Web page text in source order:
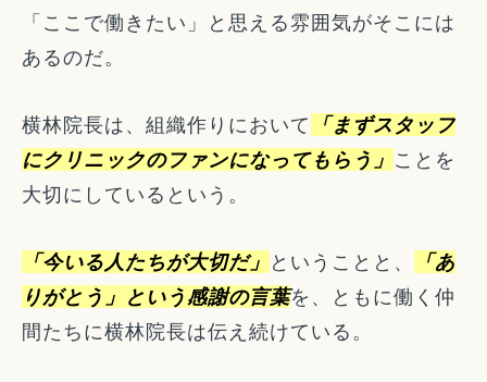
「ここで働きたい」と思える雰囲気がそこには
あるのだ。
横林院長は、組織作りにおいて
「まずスタッフ
にクリニックのファンになってもらう」 ことを
大切にしているという。
「今いる人たちが大切だ」 ということと、
「あ
りがとう」という感謝の言葉を、ともに働く仲
間たちに横林院長は伝え続けている。